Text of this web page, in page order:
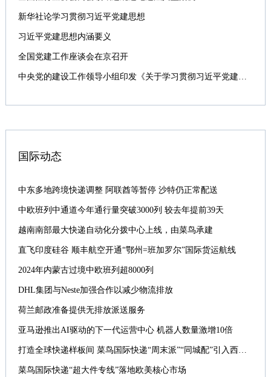
新华社论学习贯彻习近平党建思想
习近平党建思想内涵要义
全国党建工作座谈会在京召开
中央党的建设工作领导小组印发《关于学习贯彻习近平党建思想的通知》
国际动态
中东多地跨境快递调整 阿联酋等暂停 沙特仍正常配送
中欧班列中通道今年通行量突破3000列 较去年提前39天
越南南部最大快递自动化分拨中心上线，由菜鸟承建
直飞印度硅谷 顺丰航空开通“鄂州=班加罗尔”国际货运航线
2024年内蒙古过境中欧班列超8000列
DHL集团与Neste加强合作以减少物流排放
荷兰邮政准备提供无排放派送服务
亚马逊推出AI驱动的下一代运营中心 机器人数量激增10倍
打造全球快递样板间 菜鸟国际快递“周末派”“同城配”引入西班牙
菜鸟国际快递“超大件专线”落地欧美核心市场